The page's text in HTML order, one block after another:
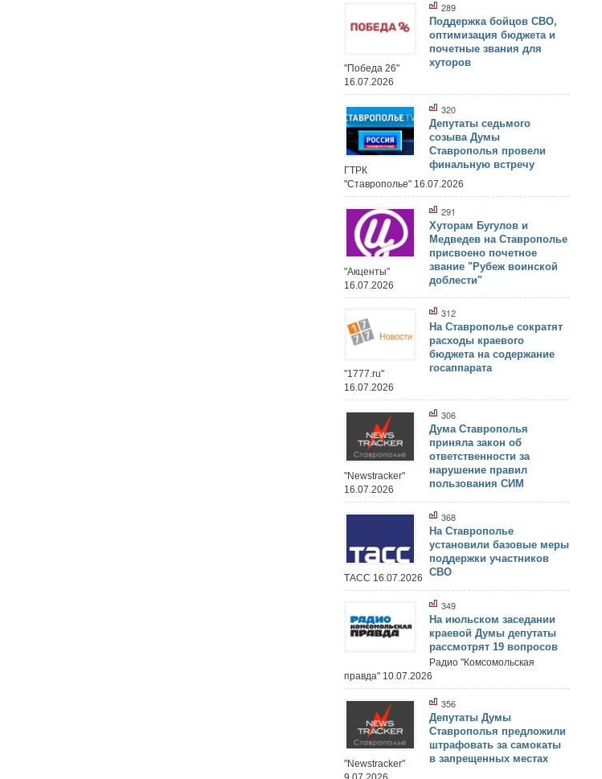
289
Поддержка бойцов СВО,
оптимизация бюджета и
почетные звания для
хуторов
"Победа 26"
16.07.2026
320
Депутаты седьмого
созыва Думы
Ставрополья провели
финальную встречу
ГТРК
"Ставрополье" 16.07.2026
291
Хуторам Бугулов и
Медведев на Ставрополье
присвоено почетное
звание "Рубеж воинской
доблести"
"Акценты"
16.07.2026
312
На Ставрополье сократят
расходы краевого
бюджета на содержание
госаппарата
"1777.ru"
16.07.2026
306
Дума Ставрополья
приняла закон об
ответственности за
нарушение правил
пользования СИМ
"Newstracker"
16.07.2026
368
На Ставрополье
установили базовые меры
поддержки участников
СВО
ТАСС 16.07.2026
349
На июльском заседании
краевой Думы депутаты
рассмотрят 19 вопросов
Радио "Комсомольская
правда" 10.07.2026
356
Депутаты Думы
Ставрополья предложили
штрафовать за самокаты
в запрещенных местах
"Newstracker"